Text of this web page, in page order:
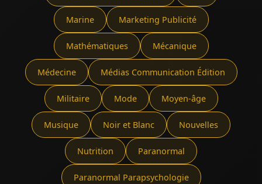
Marine Marketing Publicité
Mathématiques Mécanique
Médecine Médias Communication Édition
Militaire Mode Moyen-âge
Musique Noir et Blanc Nouvelles
Nutrition Paranormal
Paranormal Parapsychologie